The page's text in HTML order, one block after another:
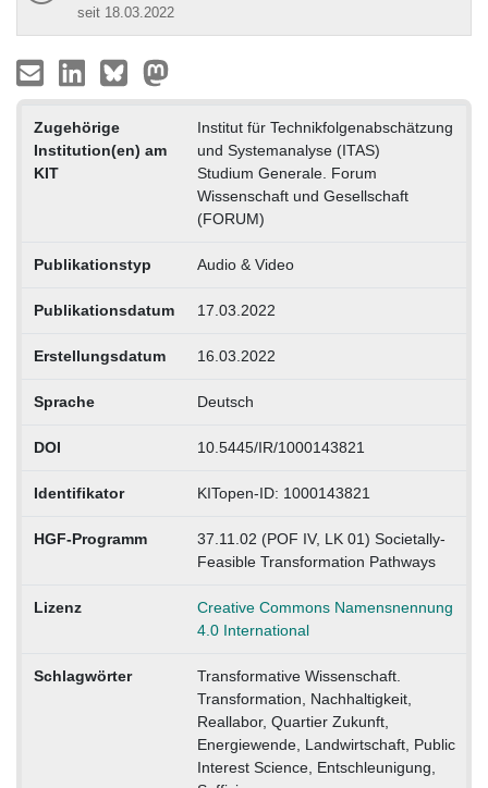
seit 18.03.2022
Zugehörige
Institution(en) am
KIT
Institut für Technikfolgenabschätzung
und Systemanalyse (ITAS)
Studium Generale. Forum
Wissenschaft und Gesellschaft
(FORUM)
Publikationstyp Audio & Video
Publikationsdatum 17.03.2022
Erstellungsdatum 16.03.2022
Sprache Deutsch
DOI 10.5445/IR/1000143821
Identifikator KITopen-ID: 1000143821
HGF-Programm
37.11.02 (POF IV, LK 01) Societally-
Feasible Transformation Pathways
Lizenz
Creative Commons Namensnennung
4.0 International
Schlagwörter
Transformative Wissenschaft.
Transformation, Nachhaltigkeit,
Reallabor, Quartier Zukunft,
Energiewende, Landwirtschaft, Public
Interest Science, Entschleunigung,